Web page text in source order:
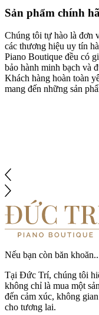
Sản phẩm chính
Chúng tôi tự hào là đơn
các thương hiệu uy tín
Piano Boutique đều có
bảo hành minh bạch và
Khách hàng hoàn toàn
mang đến những sản
Nếu bạn còn băn
Tại Đức Trí, chúng tôi
không chỉ là mua một
đến cảm xúc, không
cho tương lai.